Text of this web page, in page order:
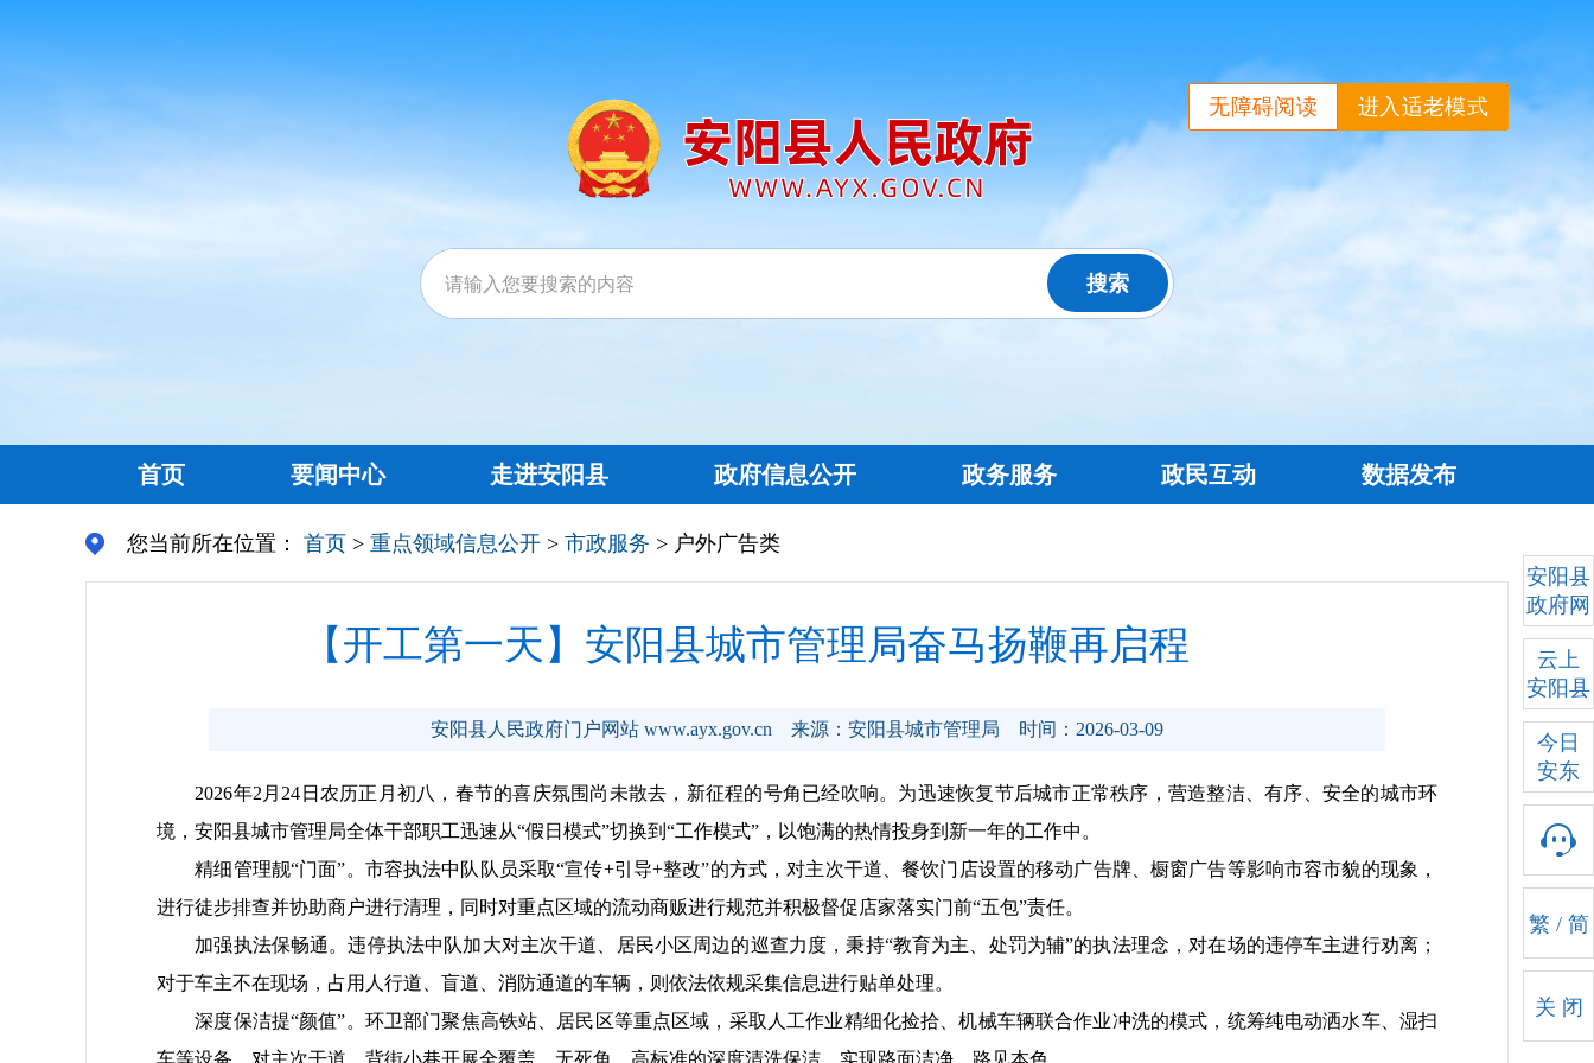
进入适老模式
无障碍阅读
首页 要闻中心 走进安阳县 政府信息公开 政务服务 政民互动 数据发布
您当前所在位置： 首页 > 重点领域信息公开 > 市政服务 > 户外广告类
【开工第一天】安阳县城市管理局奋马扬鞭再启程
安阳县人民政府门户网站 www.ayx.gov.cn 来源：安阳县城市管理局 时间：2026-03-09
2026年2月24日农历正月初八，春节的喜庆氛围尚未散去，新征程的号角已经吹响。为迅速恢复节后城市正常秩序，营造整洁、有序、安全的城市环
境，安阳县城市管理局全体干部职工迅速从“假日模式”切换到“工作模式”，以饱满的热情投身到新一年的工作中。
精细管理靓“门面”。市容执法中队队员采取“宣传+引导+整改”的方式，对主次干道、餐饮门店设置的移动广告牌、橱窗广告等影响市容市貌的现象，
进行徒步排查并协助商户进行清理，同时对重点区域的流动商贩进行规范并积极督促店家落实门前“五包”责任。
加强执法保畅通。违停执法中队加大对主次干道、居民小区周边的巡查力度，秉持“教育为主、处罚为辅”的执法理念，对在场的违停车主进行劝离；
对于车主不在现场，占用人行道、盲道、消防通道的车辆，则依法依规采集信息进行贴单处理。
深度保洁提“颜值”。环卫部门聚焦高铁站、居民区等重点区域，采取人工作业精细化捡拾、机械车辆联合作业冲洗的模式，统筹纯电动洒水车、湿扫
车等设备，对主次干道、背街小巷开展全覆盖、无死角、高标准的深度清洗保洁，实现路面洁净、路见本色。
安阳县
政府网
云上
安阳县
今日
安东
繁 / 简
关 闭